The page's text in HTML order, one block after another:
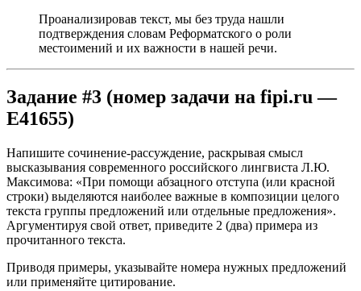
Проанализировав текст, мы без труда нашли
подтверждения словам Реформатского о роли
местоимений и их важности в нашей речи.
Задание #3 (номер задачи на fipi.ru —
E41655)
Напишите сочинение-рассуждение, раскрывая смысл
высказывания современного российского лингвиста Л.Ю.
Максимова: «При помощи абзацного отступа (или красной
строки) выделяются наиболее важные в композиции целого
текста группы предложений или отдельные предложения».
Аргументируя свой ответ, приведите 2 (два) примера из
прочитанного текста.
Приводя примеры, указывайте номера нужных предложений
или применяйте цитирование.